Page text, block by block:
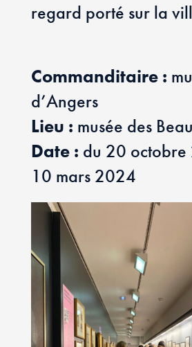
regard porté sur la
Commanditaire :
d’Angers
Lieu : musée des
Date : du 20
10 mars 2024